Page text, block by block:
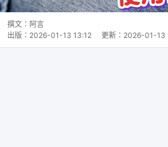
撰文： 阿言
出版： 2026-01-13 13:12 更新： 2026-01-13